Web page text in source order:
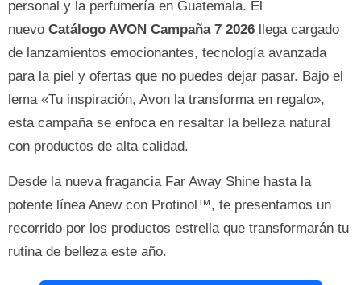
personal y la perfumería en Guatemala. El
nuevo Catálogo AVON Campaña 7 2026 llega cargado
de lanzamientos emocionantes, tecnología avanzada
para la piel y ofertas que no puedes dejar pasar. Bajo el
lema «Tu inspiración, Avon la transforma en regalo»,
esta campaña se enfoca en resaltar la belleza natural
con productos de alta calidad.
Desde la nueva fragancia Far Away Shine hasta la
potente línea Anew con Protinol™, te presentamos un
recorrido por los productos estrella que transformarán tu
rutina de belleza este año.